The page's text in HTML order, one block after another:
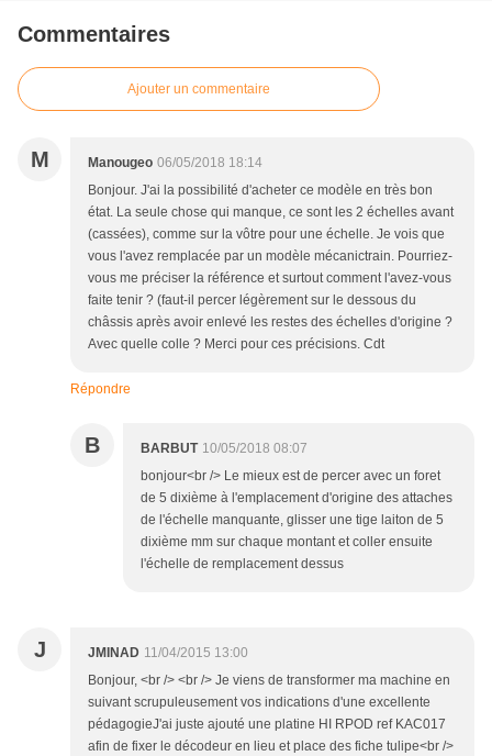
Commentaires
Ajouter un commentaire
M Manougeo 06/05/2018 18:14
Bonjour. J'ai la possibilité d'acheter ce modèle en très bon
état. La seule chose qui manque, ce sont les 2 échelles avant
(cassées), comme sur la vôtre pour une échelle. Je vois que
vous l'avez remplacée par un modèle mécanictrain. Pourriez-
vous me préciser la référence et surtout comment l'avez-vous
faite tenir ? (faut-il percer légèrement sur le dessous du
châssis après avoir enlevé les restes des échelles d'origine ?
Avec quelle colle ? Merci pour ces précisions. Cdt
Répondre
B BARBUT 10/05/2018 08:07
bonjour<br /> Le mieux est de percer avec un foret
de 5 dixième à l'emplacement d'origine des attaches
de l'échelle manquante, glisser une tige laiton de 5
dixième mm sur chaque montant et coller ensuite
l'échelle de remplacement dessus
J JMINAD 11/04/2015 13:00
Bonjour, <br /> <br /> Je viens de transformer ma machine en
suivant scrupuleusement vos indications d'une excellente
pédagogieJ'ai juste ajouté une platine HI RPOD ref KAC017
afin de fixer le décodeur en lieu et place des fiche tulipe<br />